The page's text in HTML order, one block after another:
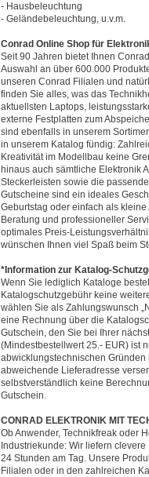
- Hausbeleuchtung
- Geländebeleuchtung, u.v.m.
Conrad Online Shop für
Seit 90 Jahren bietet Ihnen
Auswahl an über 600.000
unseren Conrad Filialen und
finden Sie alles, was das
aktuellsten Laptops,
externe Festplatten zum
sind ebenfalls in unserem
in unserem Katalog fündig:
Kreativität im Modellbau keine
hinaus auch sämtliche Elektronik
Steckerleisten sowie die
Gutscheine sind ein ideales
Geburtstag oder einfach als
Beratung und professioneller
optimales Preis-
wünschen Ihnen viel Spaß beim
*Information zur Katalog-
Wenn Sie lediglich Kataloge
Katalogschutzgebühr keine
wählen Sie als Zahlungswunsch
eine Rechnung über die
Gutschein, den Sie bei Ihrer
(Mindestbestellwert 25.- EUR) ist
abwicklungstechnischen
abweichende Lieferadresse
selbstverständlich keine
Gutschein.
CONRAD ELEKTRONIK MIT
Ob Anwender, Technikfreak oder
Industriekunde: Wir liefern
24 Stunden am Tag. Unsere
Filialen oder in den zahlreichen